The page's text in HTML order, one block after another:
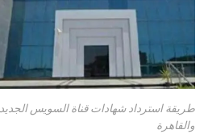
طريقة استرداد شهادات قناة السويس
والقاهرة